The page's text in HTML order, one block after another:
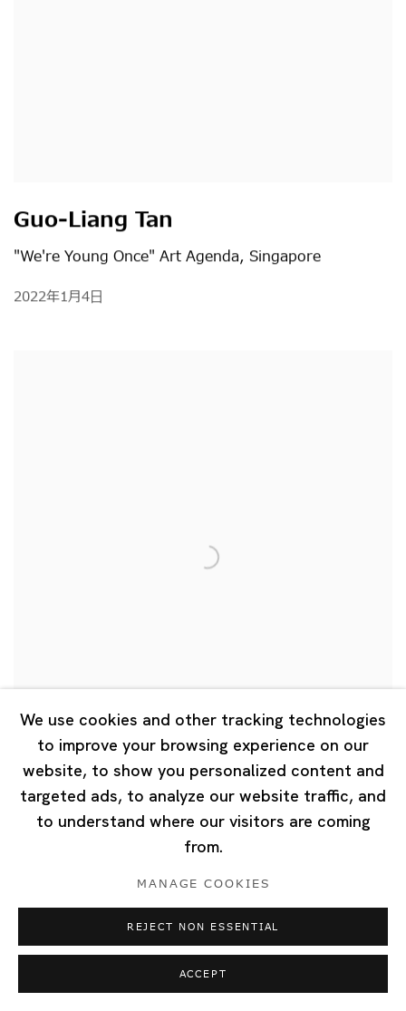
Guo-Liang Tan
"We're Young Once" Art Agenda, Singapore
2022年1月4日
Guo-Liang Tan
"Interlude For Lentor" Lentor MRT station, Singapore
We use cookies and other tracking technologies
to improve your browsing experience on our
website, to show you personalized content and
targeted ads, to analyze our website traffic, and
to understand where our visitors are coming
from.
MANAGE COOKIES
REJECT NON ESSENTIAL
ACCEPT